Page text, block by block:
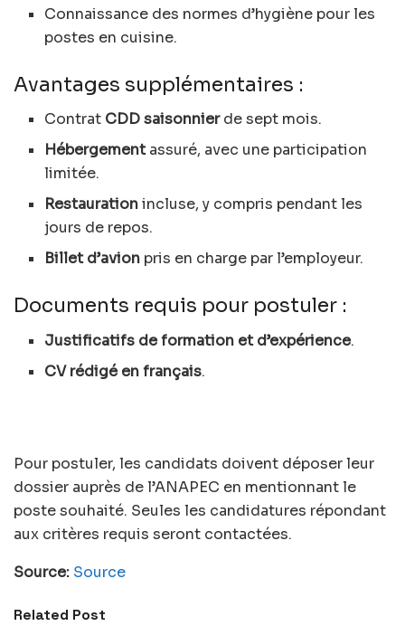
Connaissance des normes d’hygiène pour les
postes en cuisine.
Avantages supplémentaires :
Contrat CDD saisonnierde sept mois.
Hébergementassuré, avec une participation
limitée.
Restaurationincluse, y compris pendant les
jours de repos.
Billet d’avion pris en charge par l’employeur.
Documents requis pour postuler :
Justificatifs de formation et d’expérience.
CV rédigé en français.
Pour postuler, les candidats doivent déposer leur
dossier auprès de l’ANAPEC en mentionnant le
poste souhaité. Seules les candidatures répondant
aux critères requis seront contactées.
Source: Source
Related Post